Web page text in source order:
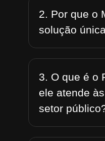
2. Por que o
solução
3. O que é o
ele atende
setor